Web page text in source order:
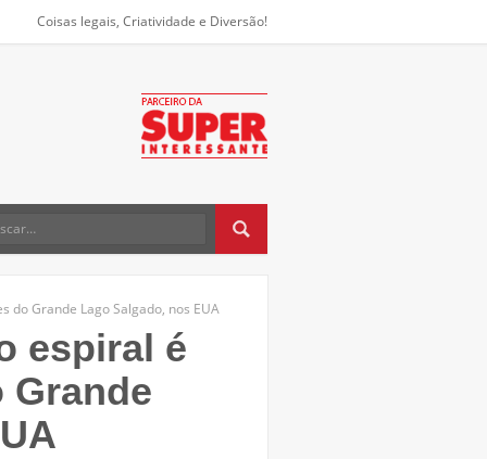
Coisas legais, Criatividade e Diversão!
do Grande Lago Salgado, nos EUA
espiral é
Grande